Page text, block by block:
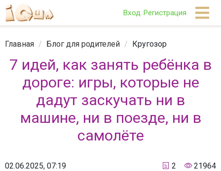
Вход Регистрация
Главная / Блог для родителей / Кругозор
7 идей, как занять ребёнка в
дороге: игры, которые не
дадут заскучать ни в
машине, ни в поезде, ни в
самолёте
02.06.2025, 07:19 2 21964